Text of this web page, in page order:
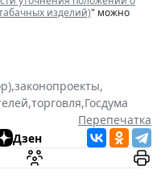
изделий)" можно
,законопроекты,
,торговля,Госдума
Перепечатка
Дзен